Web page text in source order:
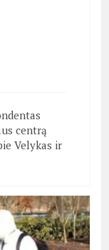
centrą
Velykas ir